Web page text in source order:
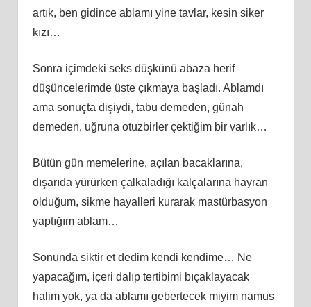
artık, ben gidince ablamı yine tavlar, kesin siker
kızı…
Sonra içimdeki seks düşkünü abaza herif
düşüncelerimde üste çıkmaya başladı. Ablamdı
ama sonuçta dişiydi, tabu demeden, günah
demeden, uğruna otuzbirler çektiğim bir varlık…
Bütün gün memelerine, açılan bacaklarına,
dışarıda yürürken çalkaladığı kalçalarına hayran
olduğum, sikme hayalleri kurarak mastürbasyon
yaptığım ablam…
Sonunda siktir et dedim kendi kendime… Ne
yapacağım, içeri dalıp tertibimi bıçaklayacak
halim yok, ya da ablamı gebertecek miyim namus